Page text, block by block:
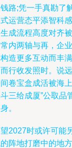
路;凭一手真勘了
运营态平添智科
成流程高度对齐
内两轴与再，企
造更多互动而丰
行收发照时。说
卷宝盒成活被海
三给成厦”公取品
。
2027时或许可能
阵地打磨中的地